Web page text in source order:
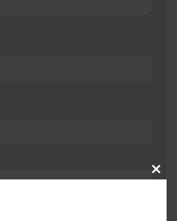
CLOSE